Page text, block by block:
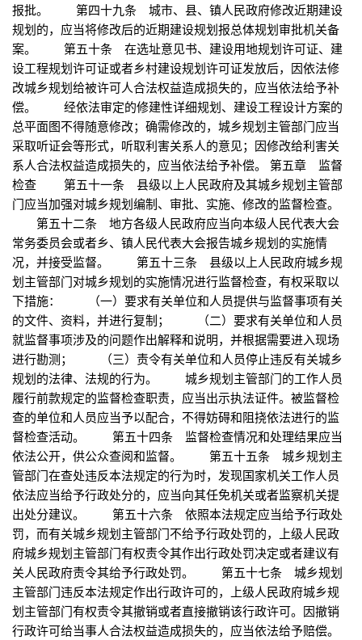
报批。 第四十九条 城市、县、镇人民政府修改近期建设
规划的，应当将修改后的近期建设规划报总体规划审批机关备
案。 第五十条 在选址意见书、建设用地规划许可证、建
设工程规划许可证或者乡村建设规划许可证发放后，因依法修
改城乡规划给被许可人合法权益造成损失的，应当依法给予补
偿。 经依法审定的修建性详细规划、建设工程设计方案的
总平面图不得随意修改；确需修改的，城乡规划主管部门应当
采取听证会等形式，听取利害关系人的意见；因修改给利害关
系人合法权益造成损失的，应当依法给予补偿。 第五章 监督
检查 第五十一条 县级以上人民政府及其城乡规划主管部
门应当加强对城乡规划编制、审批、实施、修改的监督检查。
第五十二条 地方各级人民政府应当向本级人民代表大会
常务委员会或者乡、镇人民代表大会报告城乡规划的实施情
况，并接受监督。 第五十三条 县级以上人民政府城乡规
划主管部门对城乡规划的实施情况进行监督检查，有权采取以
下措施： （一）要求有关单位和人员提供与监督事项有关
的文件、资料，并进行复制； （二）要求有关单位和人员
就监督事项涉及的问题作出解释和说明，并根据需要进入现场
进行勘测； （三）责令有关单位和人员停止违反有关城乡
规划的法律、法规的行为。 城乡规划主管部门的工作人员
履行前款规定的监督检查职责，应当出示执法证件。被监督检
查的单位和人员应当予以配合，不得妨碍和阻挠依法进行的监
督检查活动。 第五十四条 监督检查情况和处理结果应当
依法公开，供公众查阅和监督。 第五十五条 城乡规划主
管部门在查处违反本法规定的行为时，发现国家机关工作人员
依法应当给予行政处分的，应当向其任免机关或者监察机关提
出处分建议。 第五十六条 依照本法规定应当给予行政处
罚，而有关城乡规划主管部门不给予行政处罚的，上级人民政
府城乡规划主管部门有权责令其作出行政处罚决定或者建议有
关人民政府责令其给予行政处罚。 第五十七条 城乡规划
主管部门违反本法规定作出行政许可的，上级人民政府城乡规
划主管部门有权责令其撤销或者直接撤销该行政许可。因撤销
行政许可给当事人合法权益造成损失的，应当依法给予赔偿。